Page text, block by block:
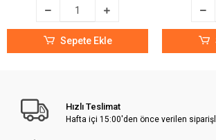
Sepete Ekle
Hızlı Teslimat
Hafta içi 15:00'den önce verilen